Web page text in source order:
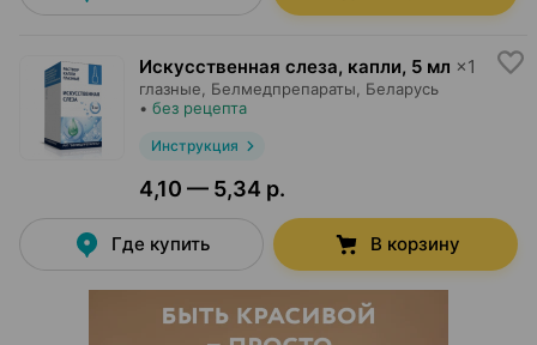
Искусственная слеза, капли, 5 мл ×1
глазные, Белмедпрепараты , Беларусь
• без рецепта
Инструкция
4,10 — 5,34 р.
Где купить В корзину